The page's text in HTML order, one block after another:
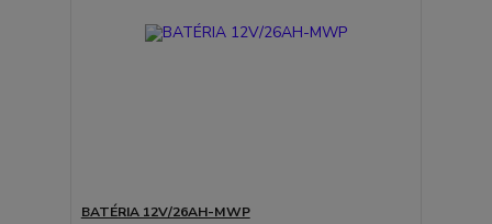
BATÉRIA 12V/26AH-MWP